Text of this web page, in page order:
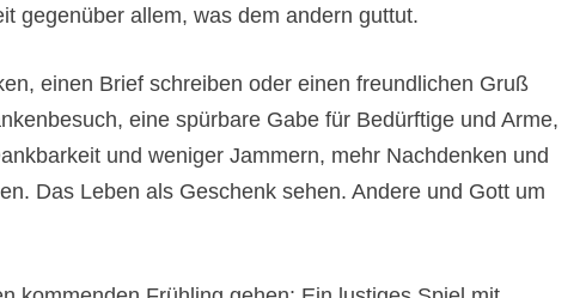
gegenüber allem, was dem andern guttut.
einen Brief schreiben oder einen freundlichen Gruß
eine spürbare Gabe für Bedürftige und Arme,
und weniger Jammern, mehr Nachdenken und
Das Leben als Geschenk sehen. Andere und Gott um